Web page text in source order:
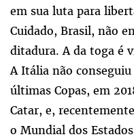
em sua luta para
Cuidado, Brasil, não
ditadura. A da toga é
A Itália não
últimas Copas, em
Catar, e,
o Mundial dos